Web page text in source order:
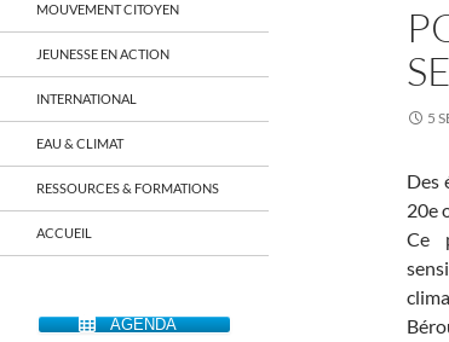
5
Des
20e
Ce
MOUVEMENT CITOYEN
JEUNESSE EN ACTION
INTERNATIONAL
EAU & CLIMAT
RESSOURCES & FORMATIONS
ACCUEIL
AGENDA